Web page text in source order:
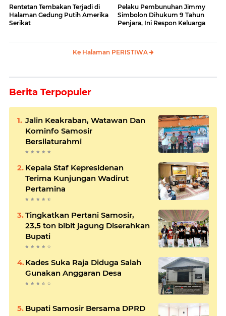
Rentetan Tembakan Terjadi di
Halaman Gedung Putih Amerika
Serikat
Pelaku Pembunuhan Jimmy
Simbolon Dihukum 9 Tahun
Penjara, Ini Respon Keluarga
Ke Halaman PERISTIWA
Berita Terpopuler
Jalin Keakraban, Watawan Dan
Kominfo Samosir
Bersilaturahmi
Kepala Staf Kepresidenan
Terima Kunjungan Wadirut
Pertamina
Tingkatkan Pertani Samosir,
23,5 ton bibit jagung Diserahkan
Bupati
Kades Suka Raja Diduga Salah
Gunakan Anggaran Desa
Bupati Samosir Bersama DPRD